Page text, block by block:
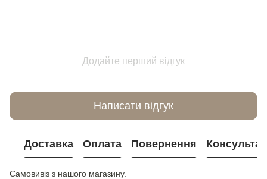
Додайте перший відгук
Написати відгук
Доставка Оплата Повернення
Самовивіз з нашого магазину.